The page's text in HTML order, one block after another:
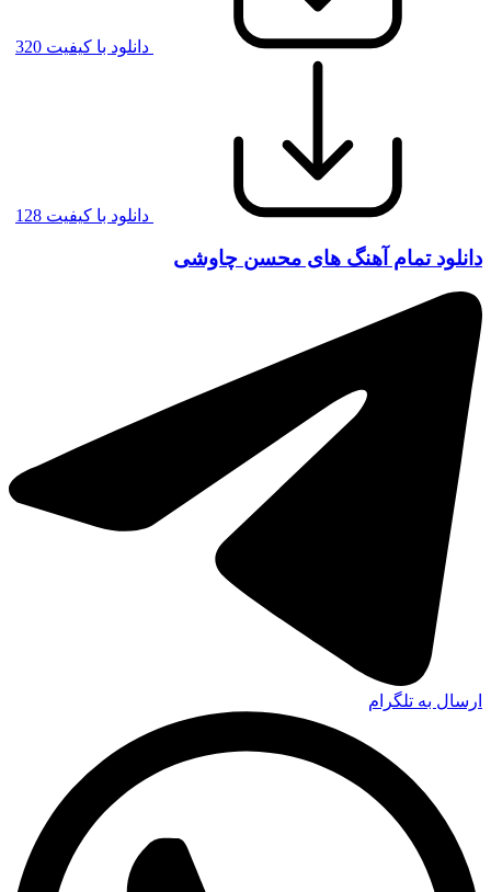
دانلود با کیفیت 320
دانلود با کیفیت 128
دانلود تمام آهنگ های محسن چاوشی
ارسال به تلگرام